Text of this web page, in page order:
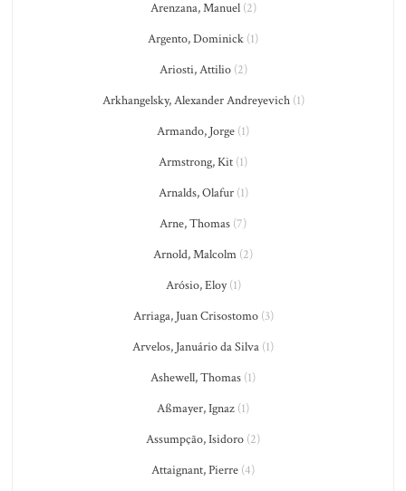
Arenzana, Manuel(2)
Argento, Dominick (1)
Ariosti, Attilio(2)
Arkhangelsky, Alexander Andreyevich(1)
Armando, Jorge (1)
Armstrong, Kit (1)
Arnalds, Olafur(1)
Arne, Thomas (7)
Arnold, Malcolm (2)
Arósio, Eloy(1)
Arriaga, Juan Crisostomo(3)
Arvelos, Januário da Silva (1)
Ashewell, Thomas (1)
Aßmayer, Ignaz (1)
Assumpção, Isidoro (2)
Attaignant, Pierre (4)